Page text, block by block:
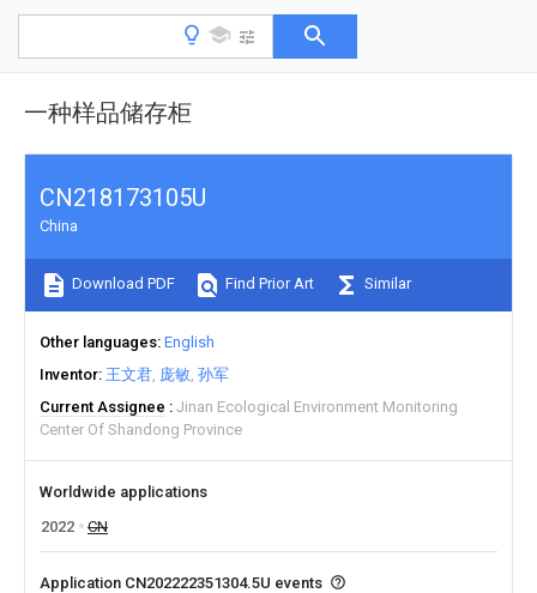
一种样品储存柜
CN218173105U
China
Download PDF Find Prior Art Similar
Other languages English
Inventor 王文君 庞敏 孙军
Current Assignee
Jinan Ecological Environment Monitoring
Center Of Shandong Province
Worldwide applications
2022
CN
Application CN202222351304.5U events